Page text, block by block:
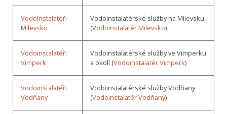
Vodoinstalatéři
Milevsko
Vodoinstalatérské služby na Milevsku
(Vodoinstalatér Milevsko)
Vodoinstalatéři
Vimperk
Vodoinstalatérské služby ve Vimperku
a okolí (Vodoinstalatér Vimperk)
Vodoinstalatéři
Vodňany
Vodoinstalatérské služby Vodňany
(Vodoinstalatér Vodňany)